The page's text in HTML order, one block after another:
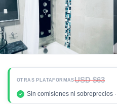
OTRAS PLATAFORMASUSD $63
✓ Sin comisiones ni sobreprecios